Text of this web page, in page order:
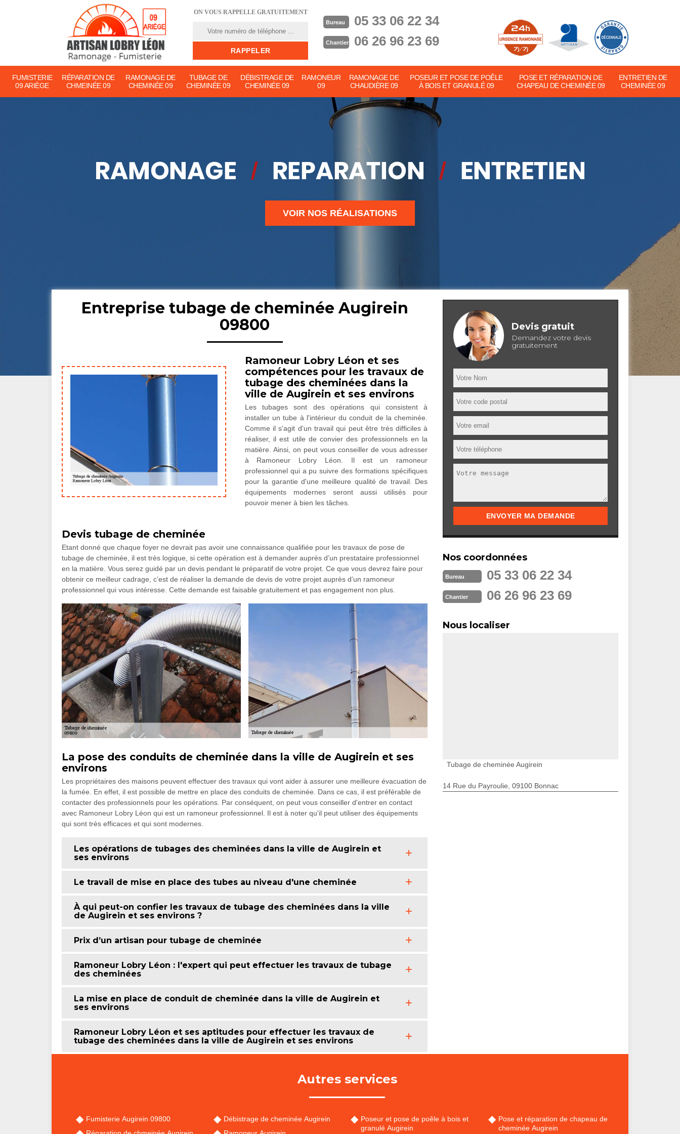
ON VOUS RAPPELLE GRATUITEMENT
Bureau 05 33 06 22 34
Chantier 06 26 96 23 69
FUMISTERIE
09 ARIÈGE
RÉPARATION DE
CHMEINÉE 09
RAMONAGE DE
CHEMINÉE 09
TUBAGE DE
CHEMINÉE 09
DÉBISTRAGE DE
CHEMINÉE 09
RAMONEUR
09
RAMONAGE DE
CHAUDIÈRE 09
POSEUR ET POSE DE POÊLE
À BOIS ET GRANULÉ 09
POSE ET RÉPARATION DE
CHAPEAU DE CHEMINÉE 09
ENTRETIEN DE
CHEMINÉE 09
VOIR NOS RÉALISATIONS
Entreprise tubage de cheminée Augirein
09800
Ramoneur Lobry Léon et ses
compétences pour les travaux de
tubage des cheminées dans la
ville de Augirein et ses environs
Les tubages sont des opérations qui consistent à
installer un tube à l'intérieur du conduit de la cheminée.
Comme il s'agit d'un travail qui peut être très difficiles à
réaliser, il est utile de convier des professionnels en la
matière. Ainsi, on peut vous conseiller de vous adresser
à Ramoneur Lobry Léon. Il est un ramoneur
professionnel qui a pu suivre des formations spécifiques
pour la garantie d'une meilleure qualité de travail. Des
équipements modernes seront aussi utilisés pour
pouvoir mener à bien les tâches.
Devis tubage de cheminée
Etant donné que chaque foyer ne devrait pas avoir une connaissance qualifiée pour les travaux de pose de
tubage de cheminée, il est très logique, si cette opération est à demander auprès d’un prestataire professionnel
en la matière. Vous serez guidé par un devis pendant le préparatif de votre projet. Ce que vous devrez faire pour
obtenir ce meilleur cadrage, c’est de réaliser la demande de devis de votre projet auprès d’un ramoneur
professionnel qui vous intéresse. Cette demande est faisable gratuitement et pas engagement non plus.
La pose des conduits de cheminée dans la ville de Augirein et ses
environs
Les propriétaires des maisons peuvent effectuer des travaux qui vont aider à assurer une meilleure évacuation de
la fumée. En effet, il est possible de mettre en place des conduits de cheminée. Dans ce cas, il est préférable de
contacter des professionnels pour les opérations. Par conséquent, on peut vous conseiller d'entrer en contact
avec Ramoneur Lobry Léon qui est un ramoneur professionnel. Il est à noter qu'il peut utiliser des équipements
qui sont très efficaces et qui sont modernes.
Les opérations de tubages des cheminées dans la ville de Augirein et
ses environs
Le travail de mise en place des tubes au niveau d'une cheminée
À qui peut-on confier les travaux de tubage des cheminées dans la ville
de Augirein et ses environs ?
Prix d’un artisan pour tubage de cheminée
Ramoneur Lobry Léon : l'expert qui peut effectuer les travaux de tubage
des cheminées
La mise en place de conduit de cheminée dans la ville de Augirein et
ses environs
Ramoneur Lobry Léon et ses aptitudes pour effectuer les travaux de
tubage des cheminées dans la ville de Augirein et ses environs
Devis gratuit
Demandez votre devis
gratuitement
Nos coordonnées
Bureau 05 33 06 22 34
Chantier 06 26 96 23 69
Nous localiser
Tubage de cheminée Augirein
14 Rue du Payroulie, 09100 Bonnac
Autres services
Fumisterie Augirein 09800
Débistrage de cheminée Augirein
Poseur et pose de poêle à bois et
granulé Augirein
Pose et réparation de chapeau de
cheminée Augirein